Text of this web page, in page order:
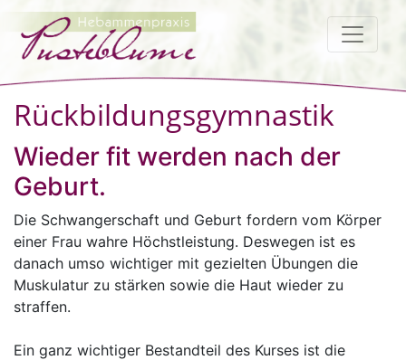
Rückbildungsgymnastik
Wieder fit werden nach der
Geburt.
Die Schwangerschaft und Geburt fordern vom Körper
einer Frau wahre Höchstleistung. Deswegen ist es
danach umso wichtiger mit gezielten Übungen die
Muskulatur zu stärken sowie die Haut wieder zu
straffen.
Ein ganz wichtiger Bestandteil des Kurses ist die